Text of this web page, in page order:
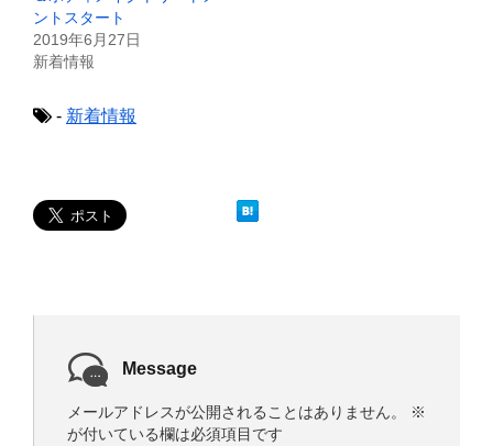
ウ
で
開
き
さ
い
ィ
ン
ま
す
ントスタート
2019年6月27日
新着情報
- 新着情報
Message
メールアドレスが公開されることはありません。
※
が付いている欄は必須項目です